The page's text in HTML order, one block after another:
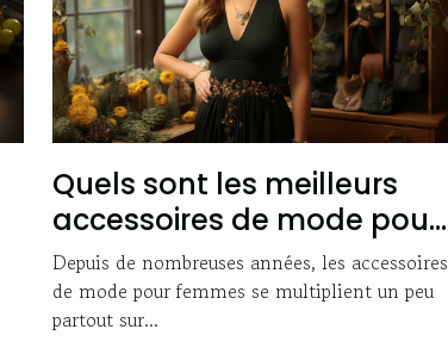
Quels sont les meilleurs
accessoires de mode pour
femmes ?
Depuis de nombreuses années, les accessoires
de mode pour femmes se multiplient un peu
partout sur...